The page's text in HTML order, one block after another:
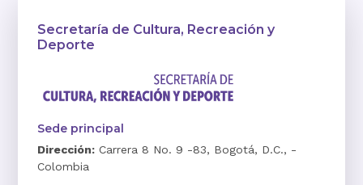
Secretaría de Cultura, Recreación y
Deporte
Sede principal
Dirección: Carrera 8 No. 9 -83, Bogotá, D.C., -
Colombia